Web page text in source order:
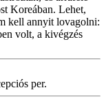
Koreában. Lehet,
kell annyit lovagolni:
volt, a kivégzés
per.